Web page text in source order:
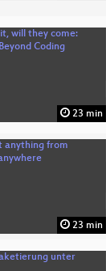
23 min
23 min